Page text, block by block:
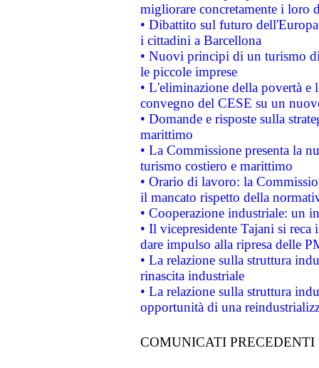
migliorare concretamente i loro
• Dibattito sul futuro
i cittadini a Barcellona
• Nuovi principi di un turismo
le piccole imprese
• L'eliminazione della povertà
convegno del CESE su un
• Domande e risposte sulla
marittimo
• La Commissione presenta la
turismo costiero e marittimo
• Orario di lavoro: la
il mancato rispetto della
• Cooperazione industriale: un
• Il vicepresidente Tajani si
dare impulso alla ripresa delle
• La relazione sulla struttura
rinascita industriale
• La relazione sulla struttura
opportunità di una
COMUNICATI PRECEDENTI